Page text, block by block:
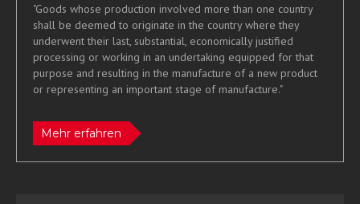
"Goods whose production involved more than one country
shall be deemed to originate in the country where they
underwent their last, substantial, economically justified
processing or working in an undertaking equipped for that
purpose and resulting in the manufacture of a new product
or representing an important stage of manufacture."
Mehr erfahren